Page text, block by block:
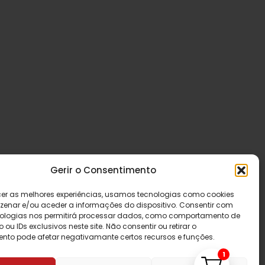
Gerir o Consentimento
as melhores experiências, usamos tecnologias como cookies
e/ou aceder a informações do dispositivo. Consentir com
nos permitirá processar dados, como comportamento de
IDs exclusivos neste site. Não consentir ou retirar o
pode afetar negativamante certos recursos e funções.
1